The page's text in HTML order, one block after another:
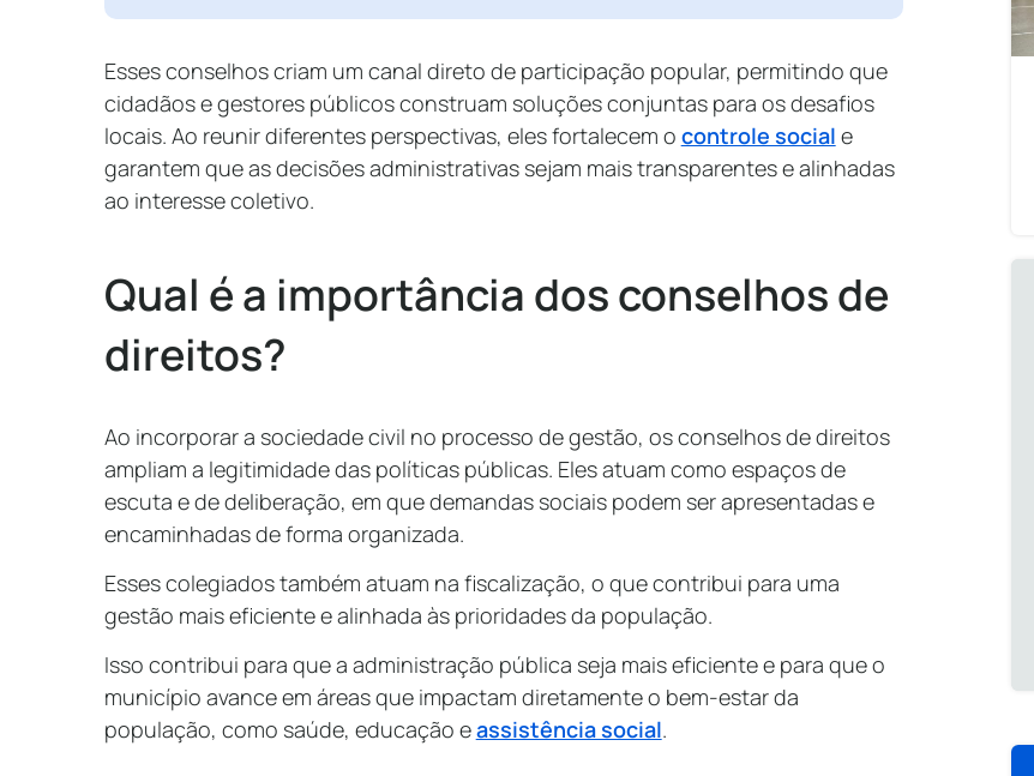
Esses conselhos criam um canal direto de participação popular, permitindo que
cidadãos e gestores públicos construam soluções conjuntas para os desafios
locais. Ao reunir diferentes perspectivas, eles fortalecem o controle social e
garantem que as decisões administrativas sejam mais transparentes e alinhadas
ao interesse coletivo.
Qual é a importância dos conselhos de
direitos?
Ao incorporar a sociedade civil no processo de gestão, os conselhos de direitos
ampliam a legitimidade das políticas públicas. Eles atuam como espaços de
escuta e de deliberação, em que demandas sociais podem ser apresentadas e
encaminhadas de forma organizada.
Esses colegiados também atuam na fiscalização, o que contribui para uma
gestão mais eficiente e alinhada às prioridades da população.
Isso contribui para que a administração pública seja mais eficiente e para que o
município avance em áreas que impactam diretamente o bem-estar da
população, como saúde, educação eassistência social.